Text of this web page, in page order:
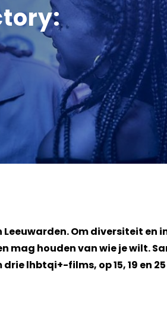
Om diversiteit en
mag houden van wie je wilt.
lhbtqi+-films, op 15, 19 en